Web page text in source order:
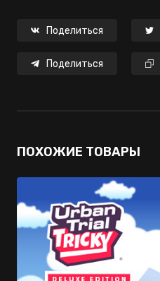
Поделиться
Поделиться
ПОХОЖИЕ ТОВАРЫ